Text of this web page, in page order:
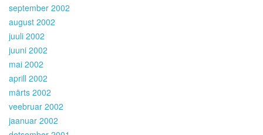
september 2002
august 2002
juuli 2002
juuni 2002
mai 2002
aprill 2002
märts 2002
veebruar 2002
jaanuar 2002